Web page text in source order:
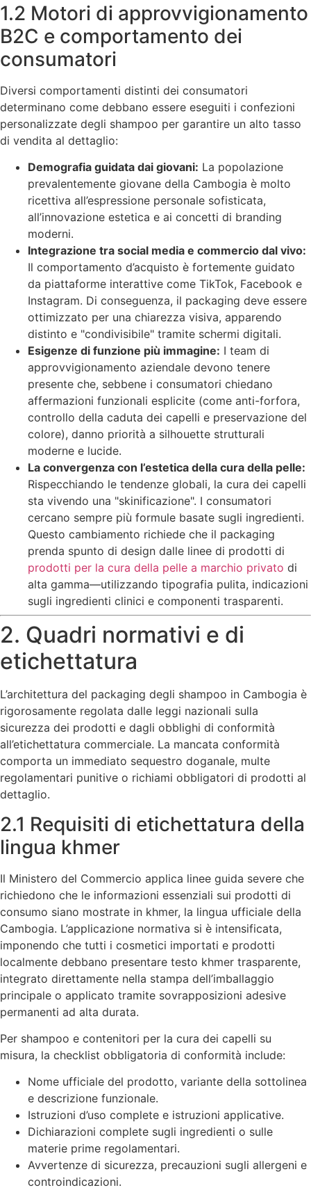
1.2 Motori di approvvigionamento
B2C e comportamento dei
consumatori
Diversi comportamenti distinti dei consumatori
determinano come debbano essere eseguiti i confezioni
personalizzate degli shampoo per garantire un alto tasso
di vendita al dettaglio:
Demografia guidata dai giovani: La popolazione
prevalentemente giovane della Cambogia è molto
ricettiva all’espressione personale sofisticata,
all’innovazione estetica e ai concetti di branding
moderni.
Integrazione tra social media e commercio dal vivo:
Il comportamento d’acquisto è fortemente guidato
da piattaforme interattive come TikTok, Facebook e
Instagram. Di conseguenza, il packaging deve essere
ottimizzato per una chiarezza visiva, apparendo
distinto e "condivisibile" tramite schermi digitali.
Esigenze di funzione più immagine: I team di
approvvigionamento aziendale devono tenere
presente che, sebbene i consumatori chiedano
affermazioni funzionali esplicite (come anti-forfora,
controllo della caduta dei capelli e preservazione del
colore), danno priorità a silhouette strutturali
moderne e lucide.
La convergenza con l’estetica della cura della pelle:
Rispecchiando le tendenze globali, la cura dei capelli
sta vivendo una "skinificazione". I consumatori
cercano sempre più formule basate sugli ingredienti.
Questo cambiamento richiede che il packaging
prenda spunto di design dalle linee di prodotti di
prodotti per la cura della pelle a marchio privato di
alta gamma—utilizzando tipografia pulita, indicazioni
sugli ingredienti clinici e componenti trasparenti.
2. Quadri normativi e di
etichettatura
L’architettura del packaging degli shampoo in Cambogia è
rigorosamente regolata dalle leggi nazionali sulla
sicurezza dei prodotti e dagli obblighi di conformità
all’etichettatura commerciale. La mancata conformità
comporta un immediato sequestro doganale, multe
regolamentari punitive o richiami obbligatori di prodotti al
dettaglio.
2.1 Requisiti di etichettatura della
lingua khmer
Il Ministero del Commercio applica linee guida severe che
richiedono che le informazioni essenziali sui prodotti di
consumo siano mostrate in khmer, la lingua ufficiale della
Cambogia. L’applicazione normativa si è intensificata,
imponendo che tutti i cosmetici importati e prodotti
localmente debbano presentare testo khmer trasparente,
integrato direttamente nella stampa dell’imballaggio
principale o applicato tramite sovrapposizioni adesive
permanenti ad alta durata.
Per shampoo e contenitori per la cura dei capelli su
misura, la checklist obbligatoria di conformità include:
Nome ufficiale del prodotto, variante della sottolinea
e descrizione funzionale.
Istruzioni d’uso complete e istruzioni applicative.
Dichiarazioni complete sugli ingredienti o sulle
materie prime regolamentari.
Avvertenze di sicurezza, precauzioni sugli allergeni e
controindicazioni.